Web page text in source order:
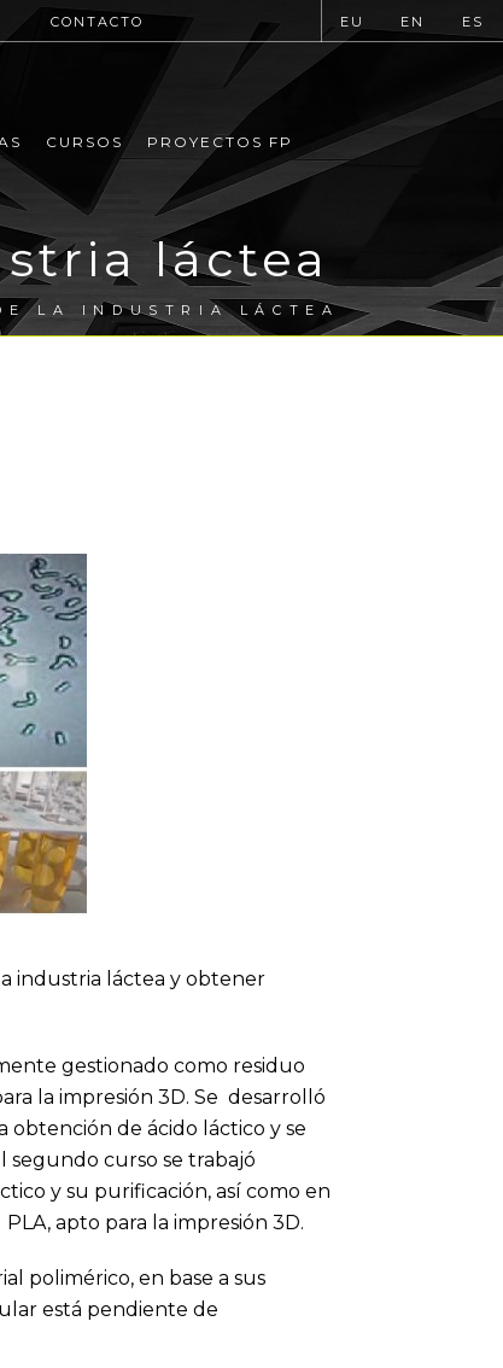
CONTACTO EU EN ES
CURSOS PROYECTOS FP
láctea
LA INDUSTRIA LÁCTEA
industria láctea y obtener
gestionado como residuo
la impresión 3D. Se desarrolló
de ácido láctico y se
segundo curso se trabajó
y su purificación, así como en
apto para la impresión 3D.
polimérico, en base a sus
está pendiente de